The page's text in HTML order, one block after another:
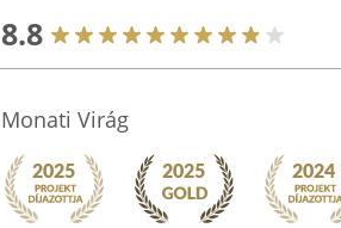
8.8
Monati Virág